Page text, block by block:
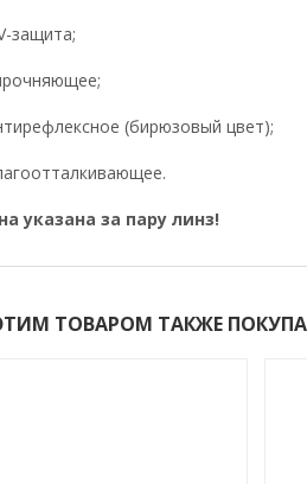
защита;
(бирюзовый цвет);
указана за пару линз!
ТОВАРОМ ТАКЖЕ